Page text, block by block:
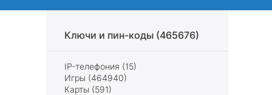
Ключи и пин-коды (465676)
IP-телефония (15)
Игры (464940)
Карты (591)